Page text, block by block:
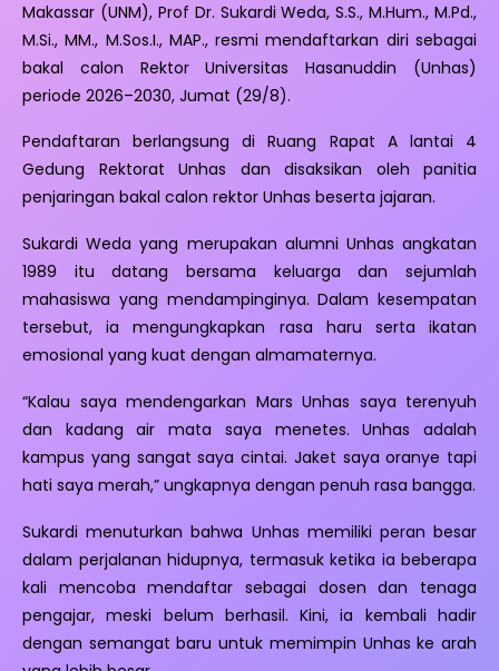
Makassar (UNM), Prof Dr. Sukardi Weda, S.S., M.Hum., M.Pd.,
M.Si., MM., M.Sos.I., MAP., resmi mendaftarkan diri sebagai
bakal calon Rektor Universitas Hasanuddin (Unhas)
periode 2026–2030, Jumat (29/8).
Pendaftaran berlangsung di Ruang Rapat A lantai 4
Gedung Rektorat Unhas dan disaksikan oleh panitia
penjaringan bakal calon rektor Unhas beserta jajaran.
Sukardi Weda yang merupakan alumni Unhas angkatan
1989 itu datang bersama keluarga dan sejumlah
mahasiswa yang mendampinginya. Dalam kesempatan
tersebut, ia mengungkapkan rasa haru serta ikatan
emosional yang kuat dengan almamaternya.
“Kalau saya mendengarkan Mars Unhas saya terenyuh
dan kadang air mata saya menetes. Unhas adalah
kampus yang sangat saya cintai. Jaket saya oranye tapi
hati saya merah,” ungkapnya dengan penuh rasa bangga.
Sukardi menuturkan bahwa Unhas memiliki peran besar
dalam perjalanan hidupnya, termasuk ketika ia beberapa
kali mencoba mendaftar sebagai dosen dan tenaga
pengajar, meski belum berhasil. Kini, ia kembali hadir
dengan semangat baru untuk memimpin Unhas ke arah